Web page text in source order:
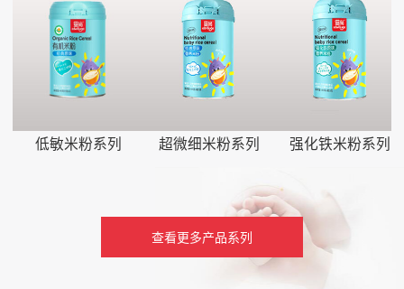
低敏米粉系列 超微细米粉系列 强化铁米粉系列
查看更多产品系列